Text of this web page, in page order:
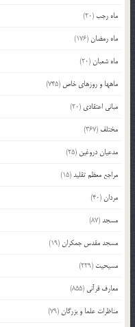
ماه رجب(20)
ماه رمضان(176)
ماه شعبان(20)
ماهها و روزهای خاص (745)
مبانی اعتقادی (20)
مختلف (367)
مدعیان دروغین (25)
مراجع معظم تقلید(15)
مردان(40)
مسجد(87)
مسجد مقدس جمکران(19)
مسیحیت (229)
معارف قرآنی (855)
مناظرات علما و بزرگان(79)